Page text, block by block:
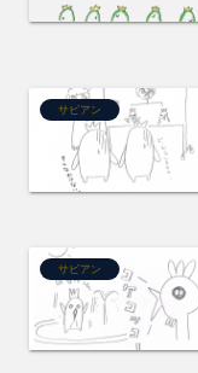
サビアン
サビアン